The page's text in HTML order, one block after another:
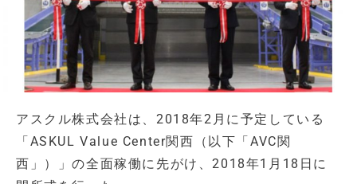
アスクル株式会社は、2018年2月に予定している
「ASKUL Value Center関西（以下「AVC関
西」）」の全面稼働に先がけ、2018年1月18日に